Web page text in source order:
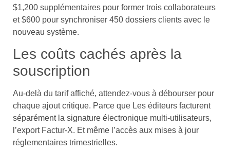
$1,200 supplémentaires pour former trois collaborateurs
et $600 pour synchroniser 450 dossiers clients avec le
nouveau système.
Les coûts cachés après la
souscription
Au-delà du tarif affiché, attendez-vous à débourser pour
chaque ajout critique. Parce que Les éditeurs facturent
séparément la signature électronique multi-utilisateurs,
l’export Factur-X. Et même l’accès aux mises à jour
réglementaires trimestrielles.